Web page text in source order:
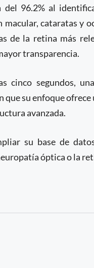
96.2% al
cataratas y
de la retina más
transparencia.
cinco segundos,
que su enfoque
avanzada.
su base de
óptica o la